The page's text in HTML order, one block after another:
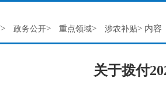
> 政务公开> 重点领域> 涉农补贴> 内容
关于拨付